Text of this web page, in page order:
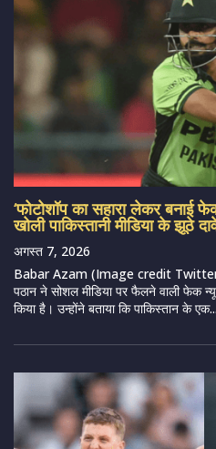
‘फोटोशॉप का सहारा लेकर बनाई
खोली पाकिस्तानी मीडिया के झूठे
अगस्त 7, 2026
Babar Azam (Image credit Twitter –
पठान ने सोशल मीडिया पर फैलने वाली फेक
किया है। उन्होंने बताया कि पाकिस्तान के एक...